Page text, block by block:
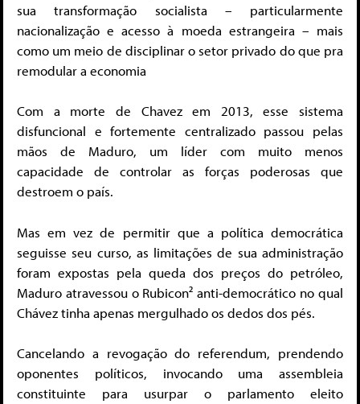
sua transformação socialista – particularmente
nacionalização e acesso à moeda estrangeira – mais
como um meio de disciplinar o setor privado do que pra
remodular a economia
Com a morte de Chavez em 2013, esse sistema
disfuncional e fortemente centralizado passou pelas
mãos de Maduro, um líder com muito menos
capacidade de controlar as forças poderosas que
destroem o país.
Mas em vez de permitir que a política democrática
seguisse seu curso, as limitações de sua administração
foram expostas pela queda dos preços do petróleo,
Maduro atravessou o Rubicon² anti-democrático no qual
Chávez tinha apenas mergulhado os dedos dos pés.
Cancelando a revogação do referendum, prendendo
oponentes políticos, invocando uma assembleia
constituinte para usurpar o parlamento eleito